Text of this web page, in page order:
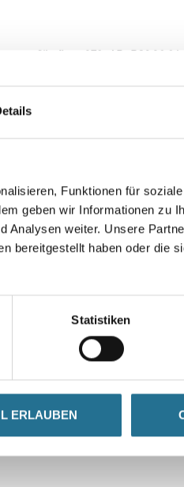
Funktionen für
geben wir Informationen zu
Analysen weiter. Unsere
bereitgestellt haben oder die
Statistiken
ERLAUBEN
Sikafloor-378 (AB) PG2 30,0
Umrechnungsfaktoren